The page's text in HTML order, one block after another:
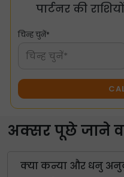
पार्टनर की
चिन्ह चुनें*
चिन्ह चुनें*
अक्सर पूछे जाने
क्या कन्या और धनु